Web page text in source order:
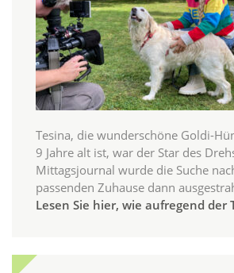
Tesina, die wunderschöne Goldi-
9 Jahre alt ist, war der Star des
Mittagsjournal wurde die Suche
passenden Zuhause dann
Lesen Sie hier, wie aufregend der